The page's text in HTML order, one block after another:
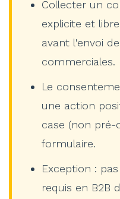
Collecter un
explicite et
avant l'envoi
commerciales.
Le
une action
case (non pré-
formulaire.
Exception :
requis en B2B